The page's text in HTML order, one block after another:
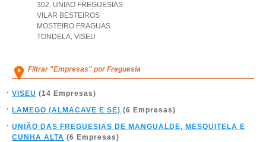
302, UNIAO FREGUESIAS
VILAR BESTEIROS
MOSTEIRO FRAGUAS
TONDELA, VISEU
Filtrar "Empresas" por Freguesia
VISEU (14 Empresas)
LAMEGO (ALMACAVE E SE) (6 Empresas)
UNIÃO DAS FREGUESIAS DE MANGUALDE, MESQUITELA E
CUNHA ALTA (6 Empresas)